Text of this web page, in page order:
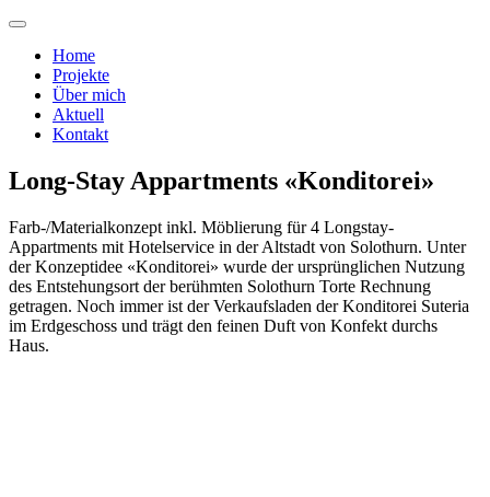
Home
Projekte
Über mich
Aktuell
Kontakt
Long-Stay Appartments «Konditorei»
Farb-/Materialkonzept inkl. Möblierung für 4 Longstay-
Appartments mit Hotelservice in der Altstadt von Solothurn. Unter
der Konzeptidee «Konditorei» wurde der ursprünglichen Nutzung
des Entstehungsort der berühmten Solothurn Torte Rechnung
getragen. Noch immer ist der Verkaufsladen der Konditorei Suteria
im Erdgeschoss und trägt den feinen Duft von Konfekt durchs
Haus.